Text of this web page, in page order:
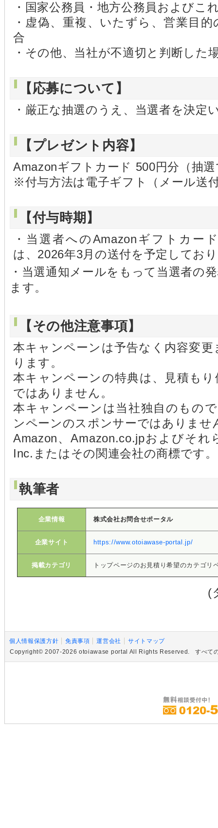
・国家公務員・地方公務員およびこ
・虚偽、重複、いたずら、営業目
合
・その他、当社が不適切と判断した
【応募について】
・厳正な抽選のうえ、当選者を決定
【プレゼント内容】
Amazonギフトカード 500円分（抽
※付与方法は電子ギフト（メール送
【付与時期】
・当選者へのAmazonギフトカー
は、2026年3月の送付を予定してお
・当選通知メールをもって当選者の
ます。
【その他注意事項】
本キャンペーンは予告なく内容変
ります。
本キャンペーンの特典は、見積も
ではありません。
本キャンペーンは当社独自のもの
ンペーンのスポンサーではありませ
Amazon、Amazon.co.jpおよびそれ
Inc.またはその関連会社の商標です。
執筆者
企業情報 株式会社お問合せポータル
企業サイト https://www.otoiawase-portal.jp/
掲載カテゴリ トップページのお見積り希望のカテゴリ
(
個人情報保護方針 免責事項 運営会社
サイトマップ
Copyright© 2007-2026 otoiawase portal All Rights Reserved. すべての